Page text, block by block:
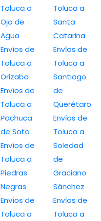
Toluca a
Ojo de
Agua
Envíos de
Toluca a
Orizaba
Envíos de
Toluca a
Pachuca
de Soto
Envíos de
Toluca a
Piedras
Negras
Envíos de
Toluca a
Toluca a
Santa
Catarina
Envíos de
Toluca a
Santiago
de
Querétaro
Envíos de
Toluca a
Soledad
de
Graciano
Sánchez
Envíos de
Toluca a